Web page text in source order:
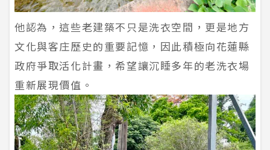
他認為，這些老建築不只是洗衣空間，更是地方
文化與客庄歷史的重要記憶，因此積極向花蓮縣
政府爭取活化計畫，希望讓沉睡多年的老洗衣場
重新展現價值。